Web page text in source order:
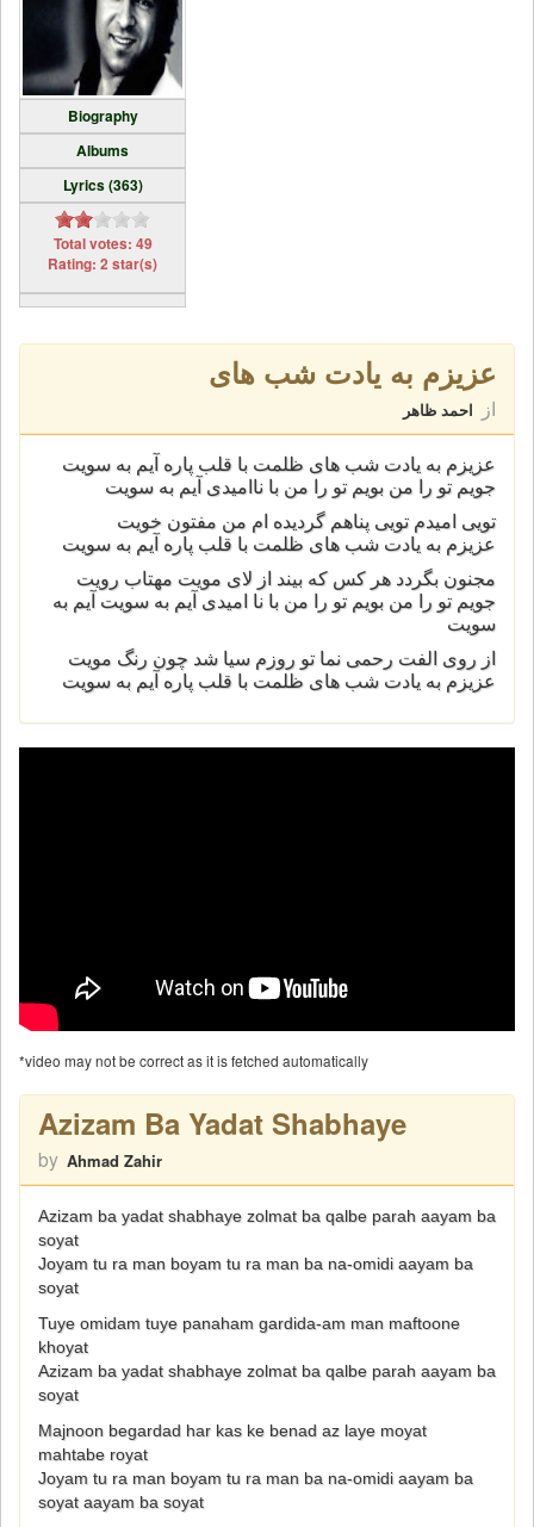
Biography
Albums
Lyrics (363)
Total votes: 49
Rating: 2 star(s)
عزیزم به یادت شب های
از احمد ظاهر
عزیزم به یادت شب های ظلمت با قلب پاره آیم به سویت
جویم تو را من بویم تو را من با ناامیدی آیم به سویت
تویی امیدم تویی پناهم گردیده ام من مفتون خویت
عزیزم به یادت شب های ظلمت با قلب پاره آیم به سویت
مجنون بگردد هر کس که بیند از لای مویت مهتاب رویت
جویم تو را من بویم تو را من با نا امیدی آیم به سویت آیم به
سویت
از روی الفت رحمی نما تو روزم سیا شد چون رنگ مویت
عزیزم به یادت شب های ظلمت با قلب پاره آیم به سویت
*video may not be correct as it is fetched automatically
Azizam Ba Yadat Shabhaye
by Ahmad Zahir
Azizam ba yadat shabhaye zolmat ba qalbe parah aayam ba
soyat
Joyam tu ra man boyam tu ra man ba na-omidi aayam ba
soyat
Tuye omidam tuye panaham gardida-am man maftoone
khoyat
Azizam ba yadat shabhaye zolmat ba qalbe parah aayam ba
soyat
Majnoon begardad har kas ke benad az laye moyat
mahtabe royat
Joyam tu ra man boyam tu ra man ba na-omidi aayam ba
soyat aayam ba soyat